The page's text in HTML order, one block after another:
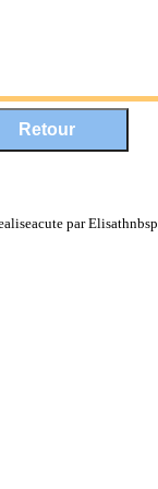
par Elisathnbsp